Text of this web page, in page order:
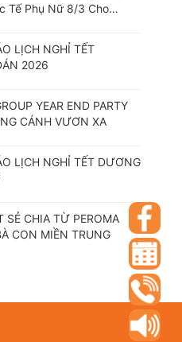
Tế Phụ Nữ 8/3 Cho
LỊCH NGHỈ TẾT
2026
YEAR END PARTY
CÁNH VƯƠN XA
LỊCH NGHỈ TẾT DƯƠNG
SẺ CHIA TỪ PEROMA
CON MIỀN TRUNG